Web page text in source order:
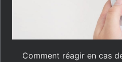
Comment réagir en cas